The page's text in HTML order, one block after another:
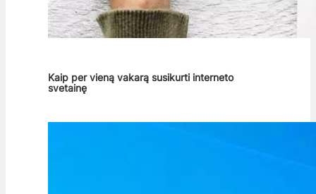
Kaip per vieną vakarą susikurti interneto
svetainę